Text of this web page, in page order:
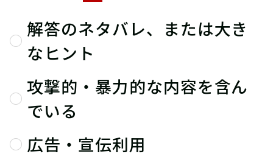
解答のネタバレ、または大き
なヒント
攻撃的・暴力的な内容を含ん
でいる
広告・宣伝利用